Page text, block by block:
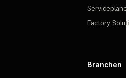
Servicepläne
Factory
Branchen